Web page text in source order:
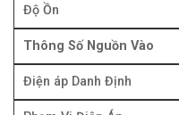
Độ Ồn
Thông Số Nguồn Vào
Điện áp Danh Định